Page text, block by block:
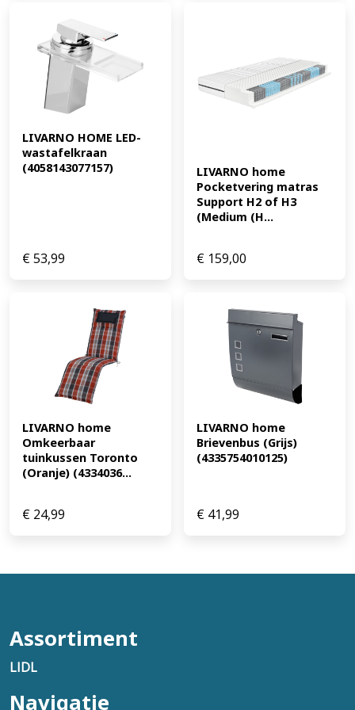
LIVARNO HOME LED-
wastafelkraan
(4058143077157)
€53,99
LIVARNO home
Pocketvering matras
Support H2 of H3
(Medium (H...
€ 159,00
LIVARNO home
Omkeerbaar
tuinkussen Toronto
(Oranje) (4334036...
€ 24,99
LIVARNO home
Brievenbus (Grijs)
(4335754010125)
€ 41,99
Assortiment
LIDL
Navigatie